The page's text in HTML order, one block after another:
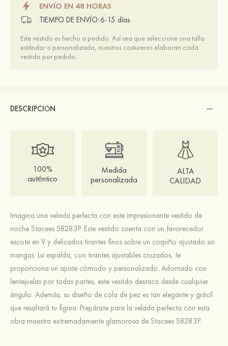
ENVÍO EN 48 HORAS
TIEMPO DE ENVÍO: 6-15 días
Este vestido es hecho a pedido. Así sea que seleccione una talla
estándar o personalizada, nuestros costureros elaboran cada
vestido por pedido.
DESCRIPCIÓN
100%
auténtico
Medida
personalizada
ALTA
CALIDAD
Imagina una velada perfecta con este impresionante vestido de
noche Stacees S8283P. Este vestido cuenta con un favorecedor
escote en V y delicados tirantes finos sobre un corpiño ajustado sin
mangas. La espalda, con tirantes ajustables cruzados, te
proporciona un ajuste cómodo y personalizado. Adornado con
lentejuelas por todas partes, este vestido destaca desde cualquier
ángulo. Además, su diseño de cola de pez es tan elegante y grácil
que resaltará tu figura. Prepárate para la velada perfecta con esta
obra maestra extremadamente glamorosa de Stacees S8283P.